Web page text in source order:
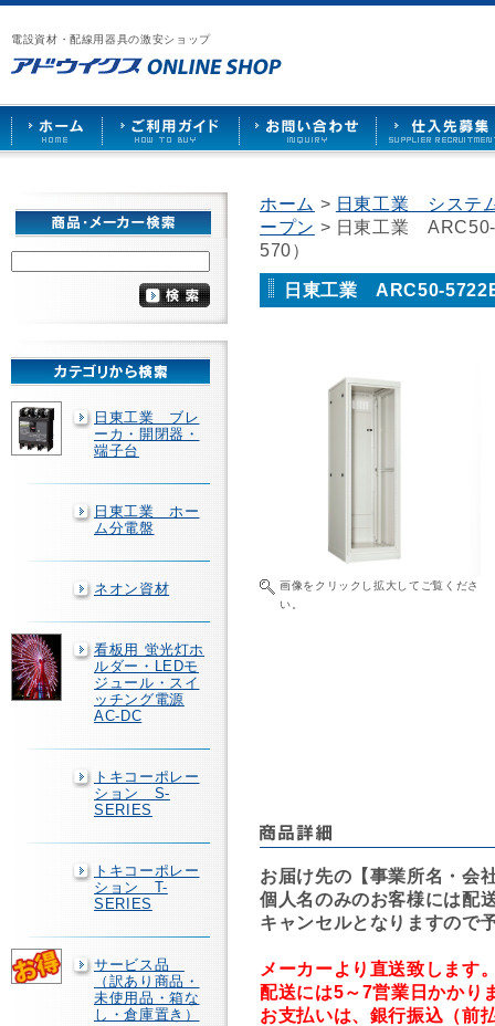
電設資材・配線用器具の激安ショップ
漏
電
ブ
レ
ー
カ
ー
や
照
ケ
ッ
ト
な
で
販
売
ア
ウ
イ
ス
HOME
ご
用
ガ
ド
お
い
合
せ
仕
先
募
日東工業 ブレ
ーカ・開閉器・
端子台
日東工業 ホー
ム分電盤
ネオン資材
看板用 蛍光灯ホ
ルダー・LEDモ
ジュール・スイ
ッチング電源
AC-DC
トキコーポレー
ション S-
SERIES
トキコーポレー
ション T-
SERIES
サービス品
（訳あり商品・
未使用品・箱な
し・倉庫置き）
ホーム > 日東工業 システ
ープン > 日東工業
570）
日東工業 ARC50-
画像をクリックし拡大してご覧くださ
い。
お届け先の【事業所名・会
個人名のみのお客様には配
キャンセルとなりますので
メーカーより直送致します
配送には5～7営業日かかり
お支払いは、銀行振込（前